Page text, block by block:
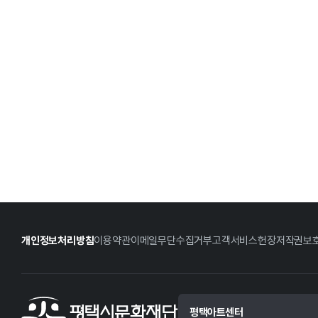
개인정보처리방침이용약관이메일무단수집거부고객서비스헌장저작권보
평택아트센터